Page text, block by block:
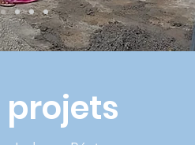
projets